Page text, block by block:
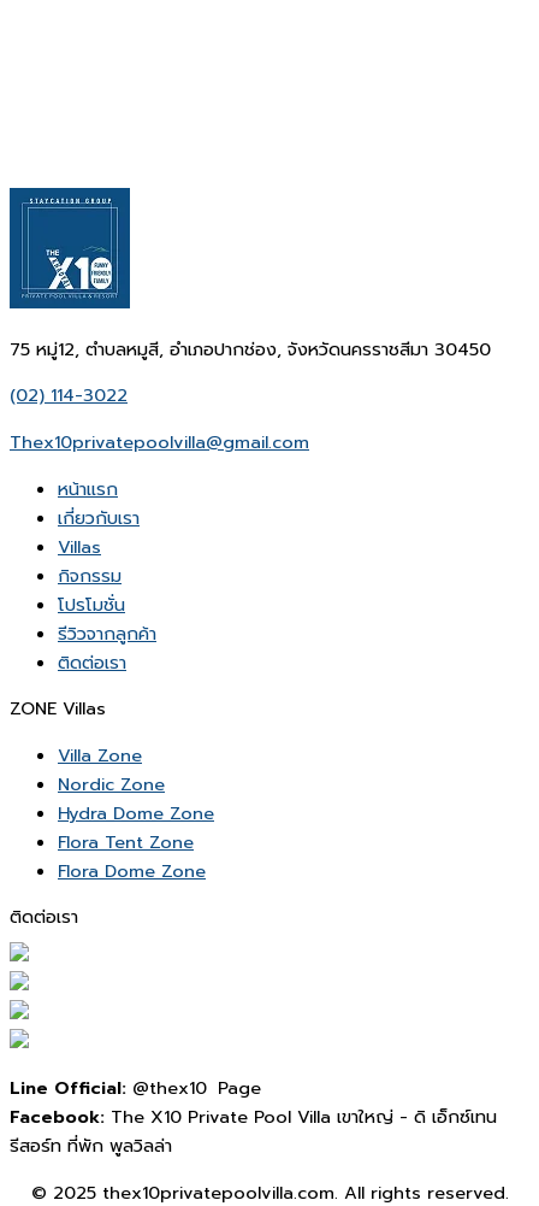
75 หมู่12, ตำบลหมูสี, อำเภอปากช่อง, จังหวัดนครราชสีมา 30450
(02) 114-3022
Thex10privatepoolvilla@gmail.com
หน้าเเรก
เกี่ยวกับเรา
Villas
กิจกรรม
โปรโมชั่น
รีวิวจากลูกค้า
ติดต่อเรา
ZONE Villas
Villa Zone
Nordic Zone
Hydra Dome Zone
Flora Tent Zone
Flora Dome Zone
ติดต่อเรา
Line Official: @thex10 Page
Facebook: The X10 Private Pool Villa เขาใหญ่ - ดิ เอ็กซ์เทน
รีสอร์ท ที่พัก พูลวิลล่า
© 2025 thex10privatepoolvilla.com. All rights reserved.